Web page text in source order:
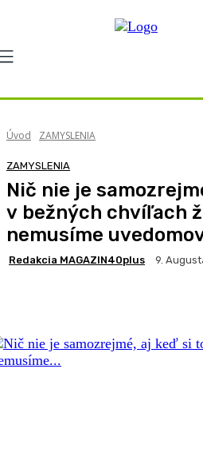
Úvod ZAMYSLENIA
ZAMYSLENIA
Nič nie je
v bežných chvíľach
nemusíme
Redakcia MAGAZIN40plus 9.